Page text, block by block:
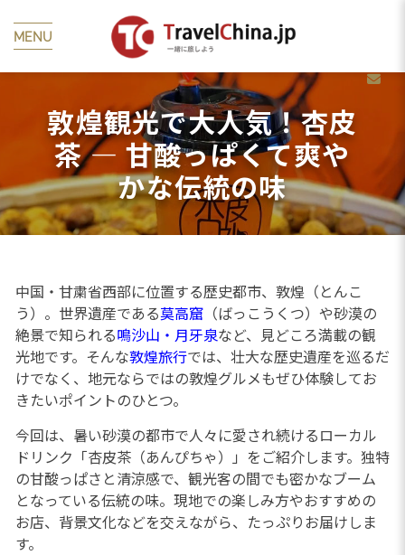
MENU
敦煌観光で大人気！杏皮
茶 — 甘酸っぱくて爽や
かな伝統の味
中国・甘粛省西部に位置する歴史都市、敦煌（とんこ
う）。世界遺産である莫高窟（ばっこうくつ）や砂漠の
絶景で知られる鳴沙山・月牙泉など、見どころ満載の観
光地です。そんな敦煌旅行では、壮大な歴史遺産を巡るだ
けでなく、地元ならではの敦煌グルメもぜひ体験してお
きたいポイントのひとつ。
今回は、暑い砂漠の都市で人々に愛され続けるローカル
ドリンク「杏皮茶（あんぴちゃ）」をご紹介します。独特
の甘酸っぱさと清涼感で、観光客の間でも密かなブーム
となっている伝統の味。現地での楽しみ方やおすすめの
お店、背景文化などを交えながら、たっぷりお届けしま
す。